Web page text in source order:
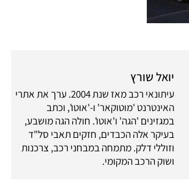
יואל שורץ
עיתונאי רכב מאז שנת 2004. ערך את אתרי
האינטרנט 'מוטוקאר' ו-'אוטו', וכתב
במגזינים 'הגה' ו'אוטו'. חולה הגה מושבע,
בעיקר אלה הכבדים, חזקים תאבי סל"ד
וזוללי דלק. מתמחה במבחני רכב, צרכנות
ושוק הרכב המקומי.